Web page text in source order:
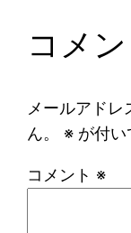
コメ
メールアド
ん。
※ が付
コメント ※